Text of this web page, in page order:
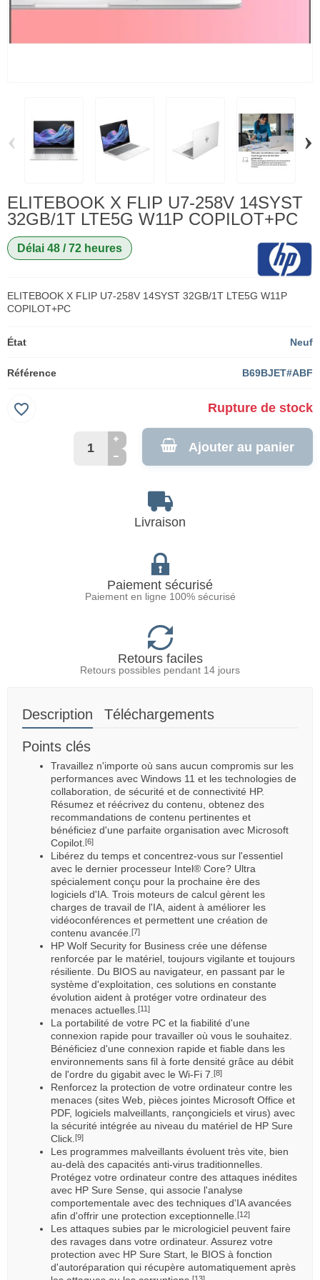
‹ ›
ELITEBOOK X FLIP U7-258V 14SYST
32GB/1T LTE5G W11P COPILOT+PC
Délai 48 / 72 heures
ELITEBOOK X FLIP U7-258V 14SYST 32GB/1T LTE5G W11P
COPILOT+PC
État Neuf
Référence B69BJET#ABF
Rupture de stock
Ajouter au panier
favorite_border
Livraison
Paiement sécurisé
Paiement en ligne 100% sécurisé
Retours faciles
Retours possibles pendant 14 jours
Description Téléchargements
Points clés
Travaillez n'importe où sans aucun compromis sur les
performances avec Windows 11 et les technologies de
collaboration, de sécurité et de connectivité HP.
Résumez et réécrivez du contenu, obtenez des
recommandations de contenu pertinentes et
bénéficiez d'une parfaite organisation avec Microsoft
Copilot. [6]
Libérez du temps et concentrez-vous sur l'essentiel
avec le dernier processeur Intel® Core? Ultra
spécialement conçu pour la prochaine ère des
logiciels d'IA. Trois moteurs de calcul gèrent les
charges de travail de l'IA, aident à améliorer les
vidéoconférences et permettent une création de
contenu avancée. [7]
HP Wolf Security for Business crée une défense
renforcée par le matériel, toujours vigilante et toujours
résiliente. Du BIOS au navigateur, en passant par le
système d'exploitation, ces solutions en constante
évolution aident à protéger votre ordinateur des
menaces actuelles. [11]
La portabilité de votre PC et la fiabilité d'une
connexion rapide pour travailler où vous le souhaitez.
Bénéficiez d'une connexion rapide et fiable dans les
environnements sans fil à forte densité grâce au débit
de l'ordre du gigabit avec le Wi-Fi 7. [8]
Renforcez la protection de votre ordinateur contre les
menaces (sites Web, pièces jointes Microsoft Office et
PDF, logiciels malveillants, rançongiciels et virus) avec
la sécurité intégrée au niveau du matériel de HP Sure
Click. [9]
Les programmes malveillants évoluent très vite, bien
au-delà des capacités anti-virus traditionnelles.
Protégez votre ordinateur contre des attaques inédites
avec HP Sure Sense, qui associe l'analyse
comportementale avec des techniques d'IA avancées
afin d'offrir une protection exceptionnelle. [12]
Les attaques subies par le micrologiciel peuvent faire
des ravages dans votre ordinateur. Assurez votre
protection avec HP Sure Start, le BIOS à fonction
d'autoréparation qui récupère automatiquement après